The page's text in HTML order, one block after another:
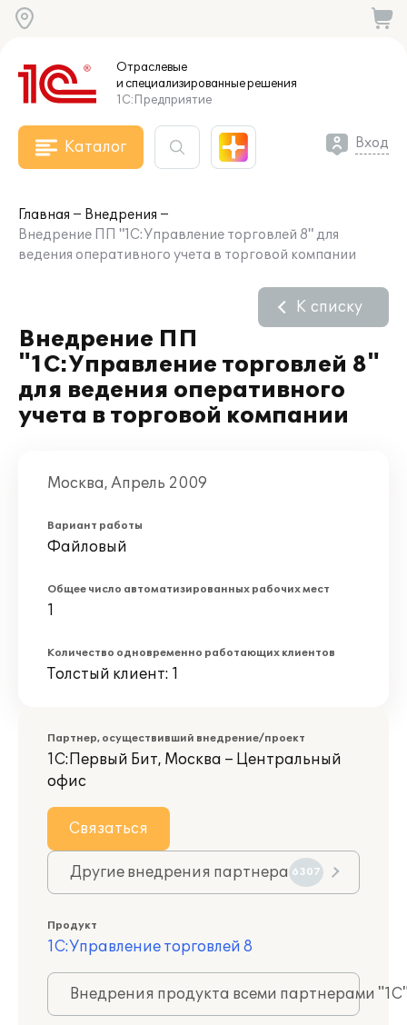
Отраслевые
и специализированныерешения
1С:Предприятие
Каталог Вход
Главная
Внедрения
Внедрение ПП "1С:Управление торговлей 8" для
ведения оперативного учета в торговой компании
Внедрение ПП
"1С:Управление торговлей 8"
для ведения оперативного
учета в торговой компании
К списку
Москва, Апрель 2009
Вариант работы
Файловый
Общее число автоматизированных рабочих мест
1
Количество одновременно работающих клиентов
Толстый клиент: 1
Партнер, осуществивший внедрение/проект
1С:Первый Бит, Москва – Центральный
офис
Связаться
Другие внедрения партнера 6307
Продукт
1С:Управление торговлей 8
Внедрения продукта всеми партнерами